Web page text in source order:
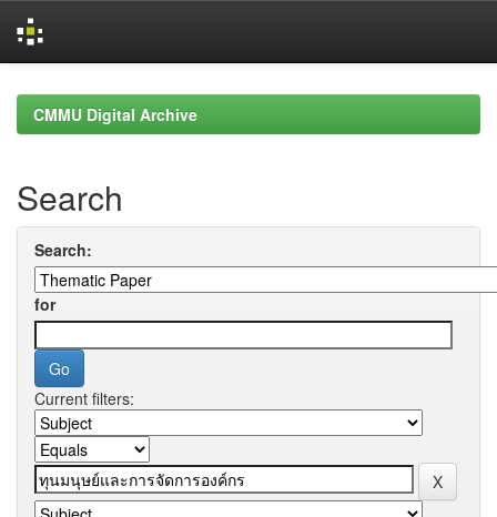
navigationCMMU Digital Archive
Search
Search:
for
Current filters: